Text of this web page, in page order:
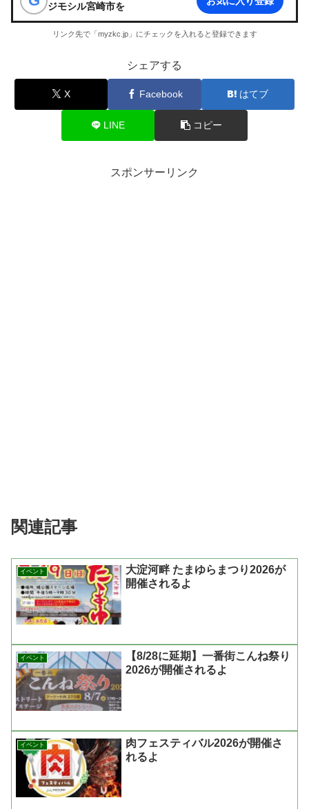
ジモシル宮崎市を
リンク先で「myzkc.jp」にチェックを入れると登録できます
シェアする
X Facebook はてブ
LINE コピー
スポンサーリンク
関連記事
イベント
大淀河畔 たまゆらまつり2026が
開催されるよ
イベント
【8/28に延期】一番街こんね祭り
2026が開催されるよ
イベント
肉フェスティバル2026が開催さ
れるよ